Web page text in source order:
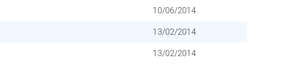
10/06/2014
13/02/2014
13/02/2014